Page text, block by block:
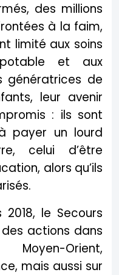
des millions
à la faim,
limité aux soins
et aux
génératrices de
leur avenir
: ils sont
payer un lourd
celui d’être
alors qu’ils
le Secours
actions dans
Orient,
mais aussi sur